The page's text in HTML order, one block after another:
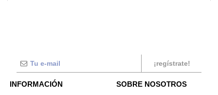
¡regístrate!
INFORMACIÓN SOBRE NOSOTROS